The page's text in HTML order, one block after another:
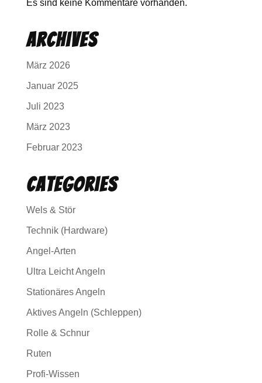
Es sind keine Kommentare vorhanden.
Archives
März 2026
Januar 2025
Juli 2023
März 2023
Februar 2023
Categories
Wels & Stör
Technik (Hardware)
Angel-Arten
Ultra Leicht Angeln
Stationäres Angeln
Aktives Angeln (Schleppen)
Rolle & Schnur
Ruten
Profi-Wissen